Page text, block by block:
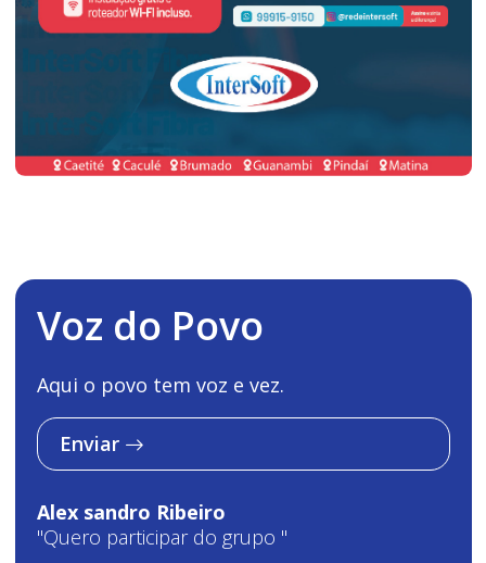
Voz do Povo
Aqui o povo tem voz e vez.
Enviar
Alex sandro Ribeiro
"Quero participar do grupo "